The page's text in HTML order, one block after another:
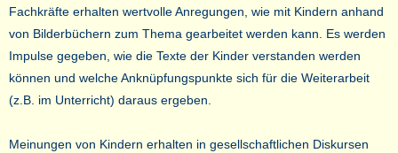
Fachkräfte erhalten wertvolle Anregungen, wie mit Kindern anhand
von Bilderbüchern zum Thema gearbeitet werden kann. Es werden
Impulse gegeben, wie die Texte der Kinder verstanden werden
können und welche Anknüpfungspunkte sich für die Weiterarbeit
(z.B. im Unterricht) daraus ergeben.
Meinungen von Kindern erhalten in gesellschaftlichen Diskursen